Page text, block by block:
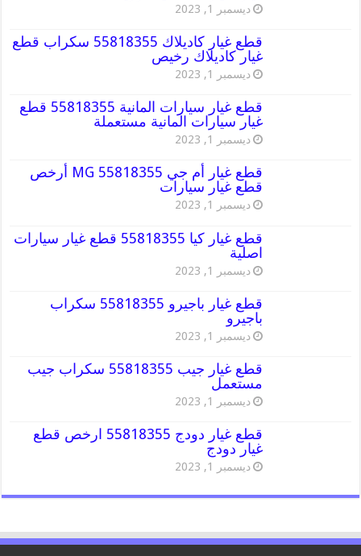
ديسمبر 1, 2023
قطع غيار كاديلاك 55818355 سكراب قطع
غيار كاديلاك رخيص
ديسمبر 1, 2023
قطع غيار سيارات المانية 55818355 قطع
غيار سيارات المانية مستعملة
ديسمبر 1, 2023
قطع غيار أم جي MG 55818355 أرخص
قطع غيار سيارات
ديسمبر 1, 2023
قطع غيار كيا 55818355 قطع غيار سيارات
اصلية
ديسمبر 1, 2023
قطع غيار باجيرو 55818355 سكراب
باجيرو
ديسمبر 1, 2023
قطع غيار جيب 55818355 سكراب جيب
مستعمل
ديسمبر 1, 2023
قطع غيار دودج 55818355 ارخص قطع
غيار دودج
ديسمبر 1, 2023